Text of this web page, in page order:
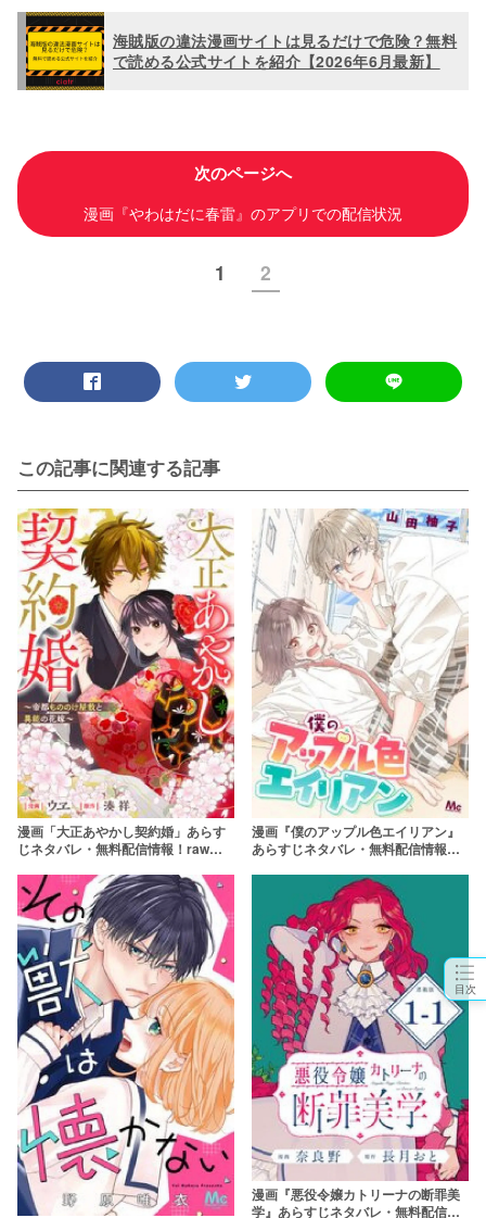
目次
海賊版の違法漫画サイトは見るだけで危険？無料
で読める公式サイトを紹介【2026年6月最新】
次のページへ
漫画『やわはだに春雷』のアプリでの配信状況
1 2
この記事に関連する記事
漫画「大正あやかし契約婚」あらす
じネタバレ・無料配信情報！rawや
漫画『僕のアップル色エイリアン』
あらすじネタバレ・無料配信情報！
漫画『悪役令嬢カトリーナの断罪美
学』あらすじネタバレ・無料配信情